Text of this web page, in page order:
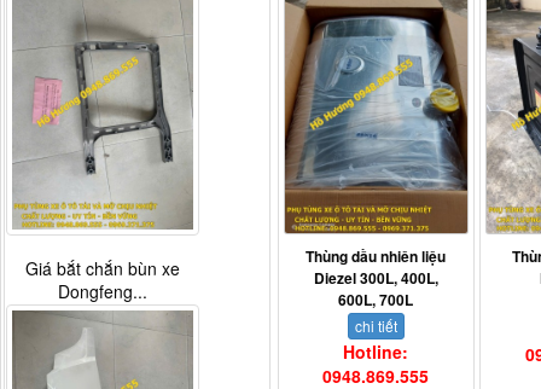
Thùng dầu nhiên liệu
Diezel 300L, 400L,
600L, 700L
chi tiết
Hotline:
0948.869.555
Giá bắt chắn bùn xe
Dongfeng...